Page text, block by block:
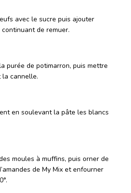
avec le sucre puis ajouter
de remuer.
purée de potimarron, puis mettre
cannelle.
en soulevant la pâte les blancs
moules à muffins, puis orner de
de My Mix et enfourner